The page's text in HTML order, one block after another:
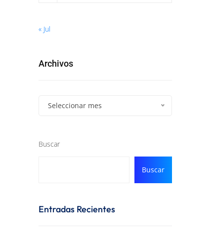
« Jul
Archivos
Seleccionar mes
Buscar
Buscar
Entradas Recientes